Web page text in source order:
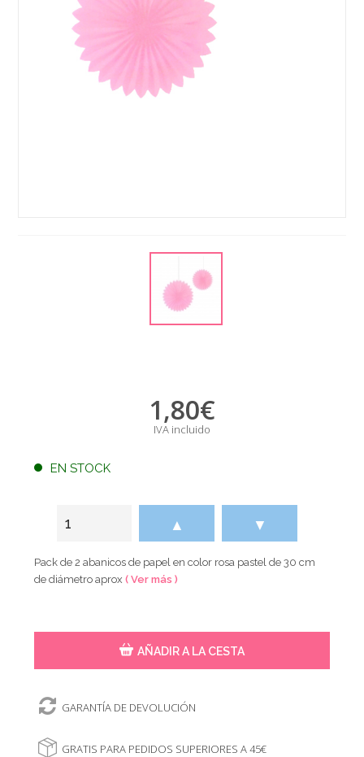
1,80€
IVA incluido
EN STOCK
▲ ▼
Pack de 2 abanicos de papel en color rosa pastel de 30 cm
de diámetro aprox( Ver más )
AÑADIR A LA CESTA
GARANTÍA DE DEVOLUCIÓN
GRATIS PARA PEDIDOS SUPERIORES A 45€